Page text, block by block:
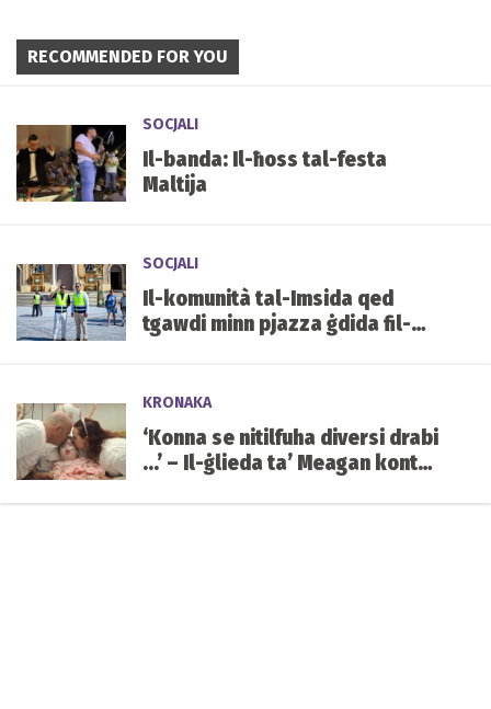
RECOMMENDED FOR YOU
SOCJALI
Il-banda: Il-ħoss tal-festa
Maltija
SOCJALI
Il-komunità tal-Imsida qed
tgawdi minn pjazza ġdida fil-
KRONAKA
‘Konna se nitilfuha diversi drabi
...’ – Il-ġlieda ta’ Meagan kontra